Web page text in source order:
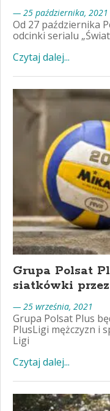
— 25 października, 2021
Od 27 października
odcinki serialu
Czytaj dalej...
Grupa Polsat
siatkówki
— 25 września, 2021
Grupa Polsat Plus
PlusLigi mężczyzn i
Ligi
Czytaj dalej...